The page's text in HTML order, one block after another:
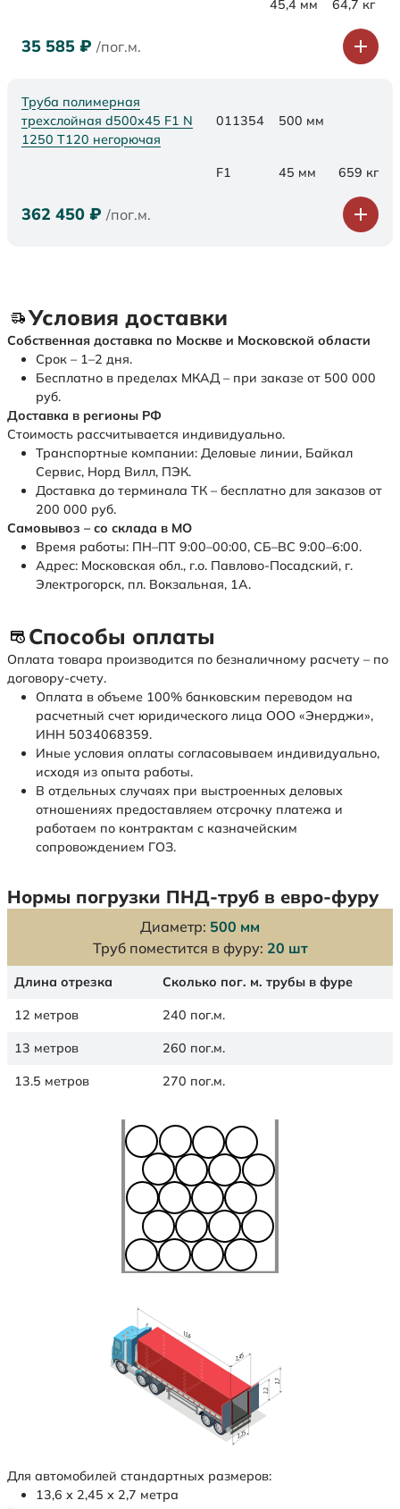
45,4 мм 64,7 кг
35 585 ₽ /пог.м.
Труба полимерная
трехслойная d500x45 F1 N
1250 Т120 негорючая
011354 500 мм
F1 45 мм 659 кг
362 450 ₽ /пог.м.
Условия доставки
Собственная доставка по Москве и Московской области
Срок – 1–2 дня.
Бесплатно в пределах МКАД – при заказе от 500 000
руб.
Доставка в регионы РФ
Стоимость рассчитывается индивидуально.
Транспортные компании: Деловые линии, Байкал
Сервис, Норд Вилл, ПЭК.
Доставка до терминала ТК – бесплатно для заказов от
200 000 руб.
Самовывоз – со склада в МО
Время работы: ПН–ПТ 9:00–00:00, СБ–ВС 9:00–6:00.
Адрес: Московская обл., г.о. Павлово-Посадский, г.
Электрогорск, пл. Вокзальная, 1А.
Способы оплаты
Оплата товара производится по безналичному расчету – по
договору-счету.
Оплата в объеме 100% банковским переводом на
расчетный счет юридического лица ООО «Энерджи»,
ИНН 5034068359.
Иные условия оплаты согласовываем индивидуально,
исходя из опыта работы.
В отдельных случаях при выстроенных деловых
отношениях предоставляем отсрочку платежа и
работаем по контрактам с казначейским
сопровождением ГОЗ.
Нормы погрузки ПНД-труб в евро-фуру
Диаметр: 500 мм
Труб поместится в фуру: 20 шт
Длина отрезка Сколько пог. м. трубы в фуре
12 метров 240 пог.м.
13 метров 260 пог.м.
13.5 метров 270 пог.м.
Для автомобилей стандартных размеров:
13,6 х 2,45 х 2,7 метра